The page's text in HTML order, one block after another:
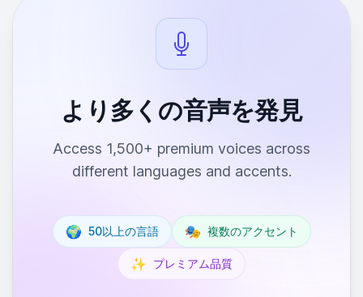
より多くの音声を発見
Access 1,500+ premium voices across
different languages and accents.
🌍 50以上の言語 🎭 複数のアクセント
✨ プレミアム品質